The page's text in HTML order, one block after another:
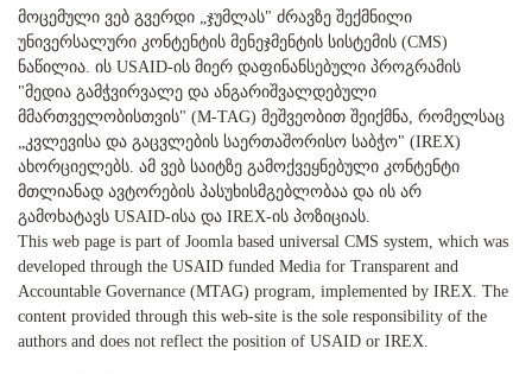
მოცემული ვებ გვერდი „ჯუმლას" ძრავზე შექმნილი
უნივერსალური კონტენტის მენეჯმენტის სისტემის (CMS)
ნაწილია. ის USAID-ის მიერ დაფინანსებული პროგრამის
"მედია გამჭვირვალე და ანგარიშვალდებული
მმართველობისთვის" (M-TAG) მეშვეობით შეიქმნა, რომელსაც
„კვლევისა და გაცვლების საერთაშორისო საბჭო" (IREX)
ახორციელებს. ამ ვებ საიტზე გამოქვეყნებული კონტენტი
მთლიანად ავტორების პასუხისმგებლობაა და ის არ
გამოხატავს USAID-ისა და IREX-ის პოზიციას.
This web page is part of Joomla based universal CMS system, which was
developed through the USAID funded Media for Transparent and
Accountable Governance (MTAG) program, implemented by IREX. The
content provided through this web-site is the sole responsibility of the
authors and does not reflect the position of USAID or IREX.